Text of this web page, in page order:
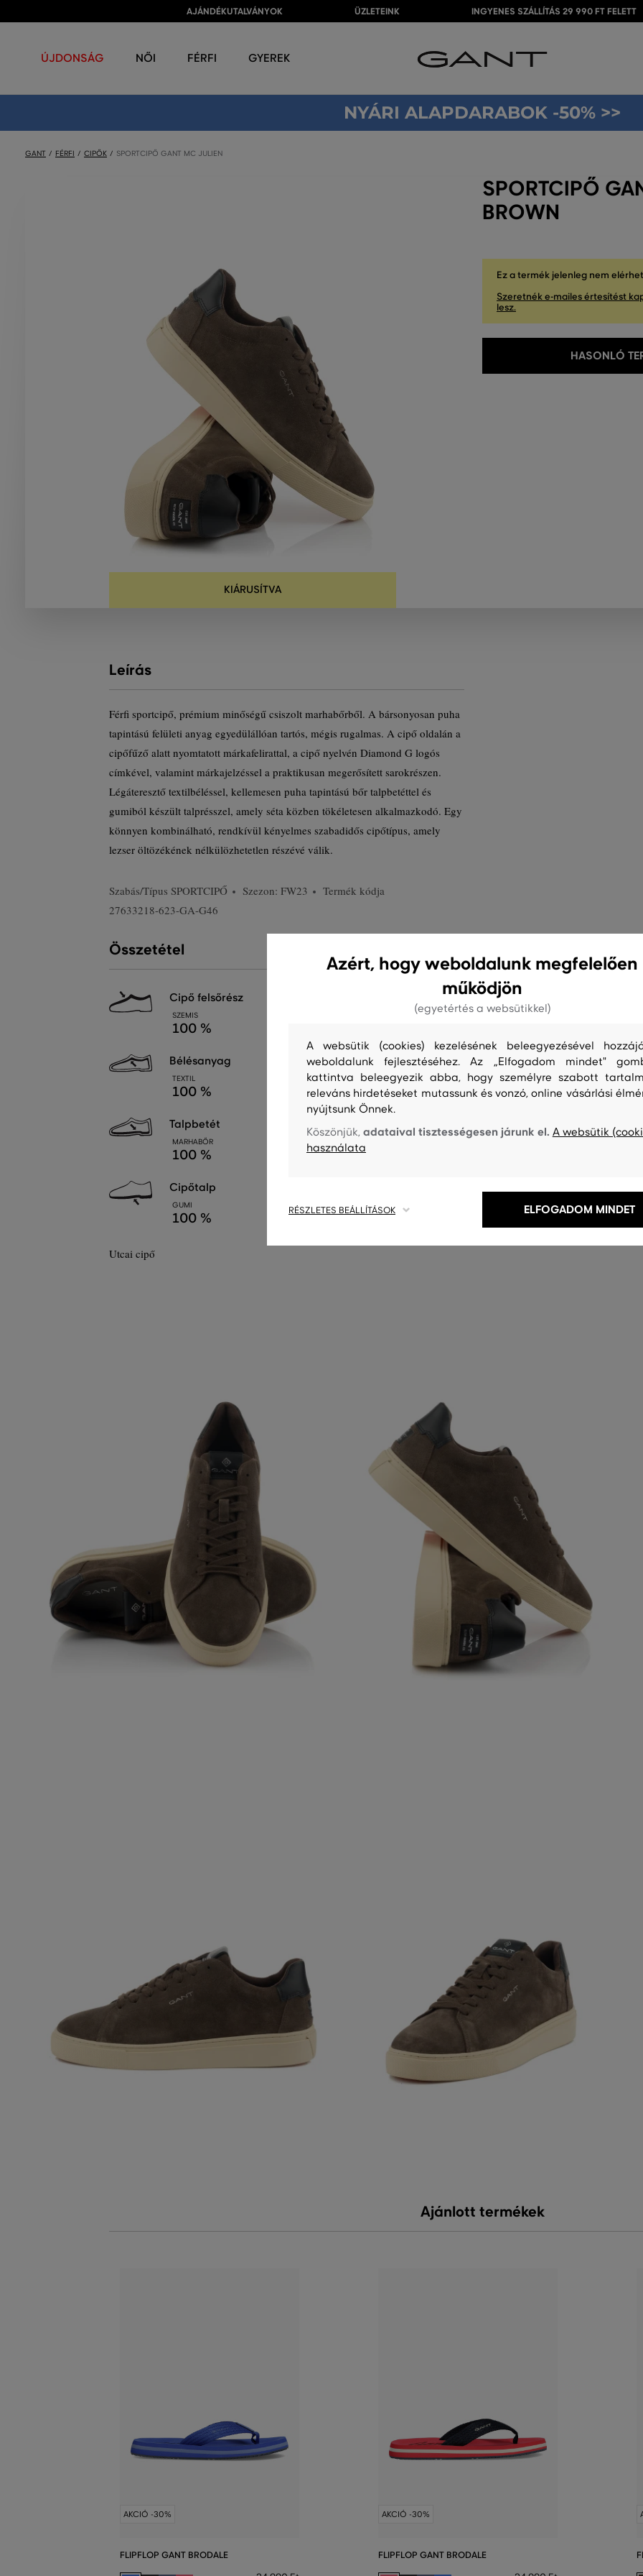
AJÁNDÉKUTALVÁNYOK ÜZLETEINK INGYENES SZÁLLÍTÁS 29 990 FT FELETT
ÚJDONSÁG NŐI FÉRFI GYEREK
NYÁRI ALAPDARABOK -50% >>
GANT FÉRFI CIPŐK SPORTCIPŐ GANT MC JULIEN
KIÁRUSÍTVA
SPORTCIPŐ
BROWN
Ez a termék jelenleg nem
Szeretnék e-mailes értesítést
lesz.
HASONLÓ
Leírás
Férfi sportcipő, prémium minőségű csiszolt marhabőrből. A bársonyosan puha
tapintású felületi anyag egyedülállóan tartós, mégis rugalmas. A cipő oldalán a
cipőfűző alatt nyomtatott márkafelirattal, a cipő nyelvén Diamond G logós
címkével, valamint márkajelzéssel a praktikusan megerősített sarokrészen.
Légáteresztő textilbéléssel, kellemesen puha tapintású bőr talpbetéttel és
gumiból készült talprésszel, amely séta közben tökéletesen alkalmazkodó. Egy
könnyen kombinálható, rendkívül kényelmes szabadidős cipőtípus, amely
lezser öltözékének nélkülözhetetlen részévé válik.
Szabás/Típus SPORTCIPŐ Szezon: FW23
Termék kódja
27633218-623-GA-G46
Összetétel
cipő felsőrész
SZEMIS
100 %
bélésanyag
TEXTIL
100 %
talpbetét
MARHABŐR
100 %
cipőtalp
GUMI
100 %
Utcai cipő
Ajánlott termékek
AKCIÓ -30%
FLIPFLOP GANT BRODALE
AKCIÓ -30%
FLIPFLOP GANT BRODALE
Azért, hogy weboldalunk megfelelően
működjön
(egyetértés a websütikkel)
A websütik (cookies) kezelésének beleegyezésével
weboldalunk fejlesztéséhez. Az „Elfogadom mindet"
kattintva beleegyezik abba, hogy személyre szabott
releváns hirdetéseket mutassunk és vonzó, online vásárlási
nyújtsunk Önnek.
Köszönjük,adataival tisztességesen járunk el. A websütik
használata
RÉSZLETES BEÁLLÍTÁSOK ELFOGADOM MINDET